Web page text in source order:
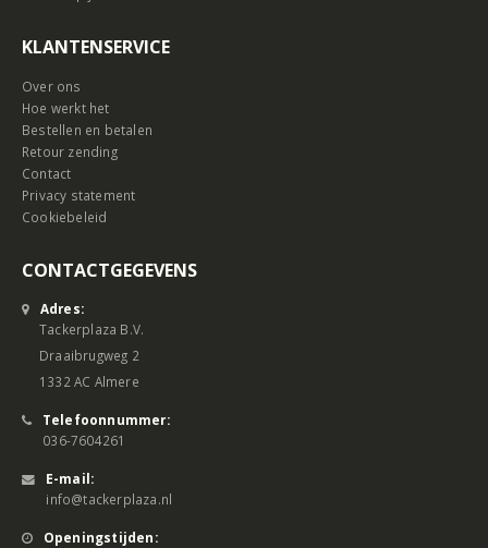
KLANTENSERVICE
Over ons
Hoe werkt het
Bestellen en betalen
Retour zending
Contact
Privacy statement
Cookiebeleid
CONTACTGEGEVENS
Adres:
Tackerplaza B.V.
Draaibrugweg 2
1332 AC Almere
Telefoonnummer:
036-7604261
E-mail:
info@tackerplaza.nl
Openingstijden: